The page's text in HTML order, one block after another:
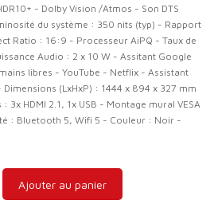
- Dolby Vision /Atmos - Son DTS
du système : 350 nits (typ) - Rapport
Ratio : 16:9 - Processeur AiPQ - Taux de
Audio : 2 x 10 W - Assitant Google
libres - YouTube - Netflix - Assistant
(LxHxP) : 1444 x 894 x 327 mm
3x HDMI 2.1, 1x USB - Montage mural VESA
: Bluetooth 5, Wifi 5 - Couleur : Noir -
Ajouter au panier